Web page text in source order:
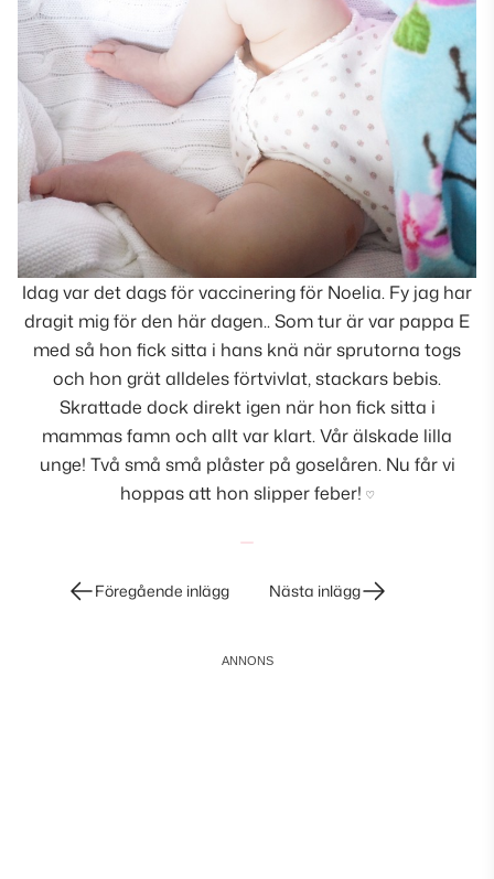
Idag var det dags för vaccinering för Noelia. Fy jag har
dragit mig för den här dagen.. Som tur är var pappa E
med så hon fick sitta i hans knä när sprutorna togs
och hon grät alldeles förtvivlat, stackars bebis.
Skrattade dock direkt igen när hon fick sitta i
mammas famn och allt var klart. Vår älskade lilla
unge! Två små små plåster på goselåren. Nu får vi
hoppas att hon slipper feber! ♡
InläggsnavigeringFöregående inlägg Nästa inlägg